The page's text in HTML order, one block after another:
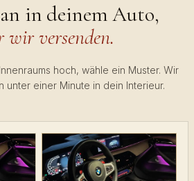
in deinem Auto,
wir versenden.
hoch, wähle ein Muster. Wir
unter einer Minute in dein Interieur.